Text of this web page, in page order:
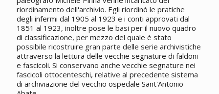
riordinamento dell'archivio. Egli riordinò le pratiche
degli infermi dal 1905 al 1923 e i conti approvati dal
1851 al 1923, inoltre pose le basi per il nuovo quadro
di classificazione, per mezzo del quale è stato
possibile ricostruire gran parte delle serie archivistiche
attraverso la lettura delle vecchie segnature di faldoni
e fascicoli. Si conservano anche vecchie segnature nei
fascicoli ottocenteschi, relative al precedente sistema
di archiviazione del vecchio ospedale Sant'Antonio